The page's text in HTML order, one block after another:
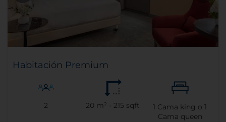
Habitación Premium
2 20 m² - 215 sqft 1 Cama king o1
Cama queen